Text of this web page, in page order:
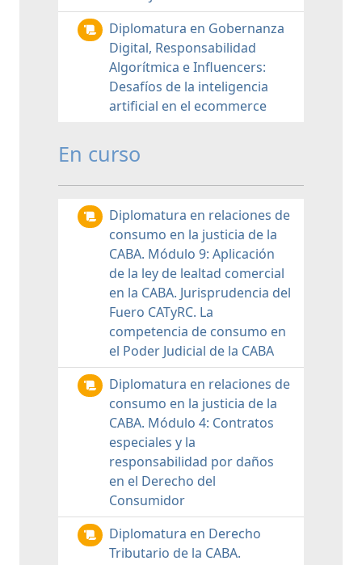
Diplomatura en Gobernanza
Digital, Responsabilidad
Algorítmica e Influencers:
Desafíos de la inteligencia
artificial en el ecommerce
En curso
Diplomatura en relaciones de
consumo en la justicia de la
CABA. Módulo 9: Aplicación
de la ley de lealtad comercial
en la CABA. Jurisprudencia del
Fuero CATyRC. La
competencia de consumo en
el Poder Judicial de la CABA
Diplomatura en relaciones de
consumo en la justicia de la
CABA. Módulo 4: Contratos
especiales y la
responsabilidad por daños
en el Derecho del
Consumidor
Diplomatura en Derecho
Tributario de la CABA.